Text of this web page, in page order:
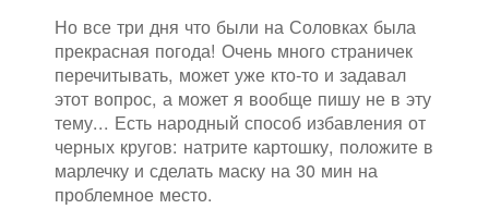
Но все три дня что были на Соловках была
прекрасная погода! Очень много страничек
перечитывать, может уже кто-то и задавал
этот вопрос, а может я вообще пишу не в эту
тему... Есть народный способ избавления от
черных кругов: натрите картошку, положите в
марлечку и сделать маску на 30 мин на
проблемное место.